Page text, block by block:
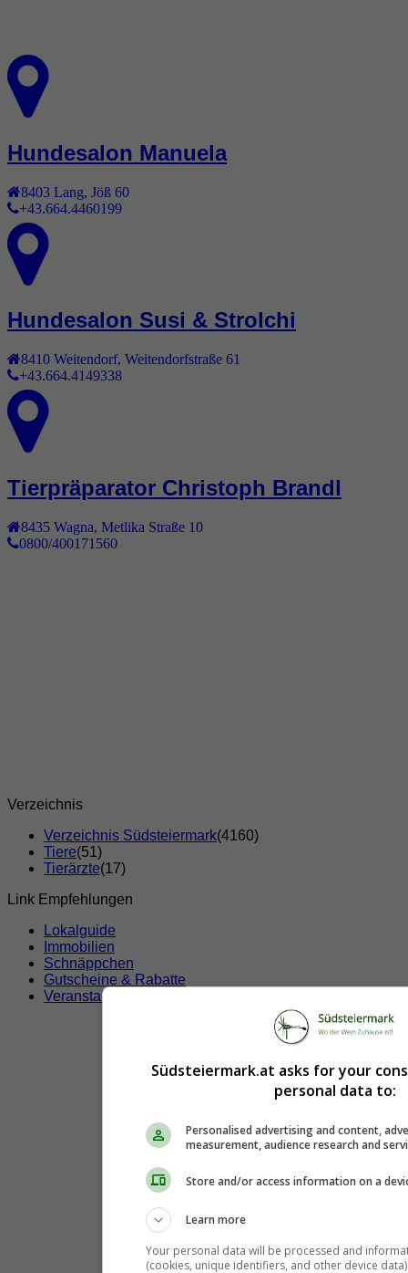
Hundesalon Manuela
8403 Lang
Jöß 60
+43.664.4460199
Hundesalon Susi & Strolchi
8410 Weitendorf, Weitendorfstraße 61
+43.664.4149338
Tierpräparator Christoph Brandl
8435 Wagna Metlika Straße 10
0800/400171560
Verzeichnis
Verzeichnis Südsteiermark(4160)
Tiere(51)
Tierärzte(17)
Link Empfehlungen
Lokalguide
Immobilien
Schnäppchen
Gutscheine & Rabatte
Veranstaltungen
Südsteiermark.at asks for your
personal data to:
Personalised advertising and content,
measurement, audience research and
Store and/or access information on a
Learn more
Your personal data will be processed and
(cookies, unique identifiers, and other device